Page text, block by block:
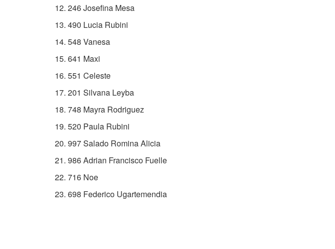
246 Josefina Mesa
490 Lucia Rubini
548 Vanesa
641 Maxi
551 Celeste
201 Silvana Leyba
748 Mayra Rodriguez
520 Paula Rubini
997 Salado Romina Alicia
986 Adrian Francisco Fuelle
716 Noe
698 Federico Ugartemendia